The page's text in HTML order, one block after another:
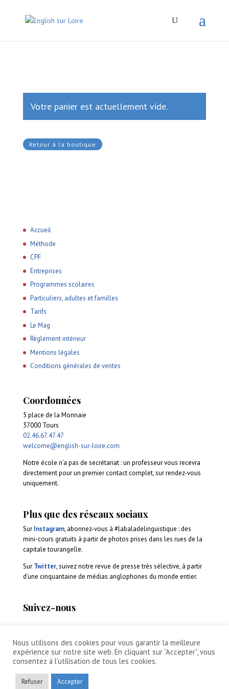
Votre panier est actuellement vide.
Retour à la boutique
Accueil
Méthode
CPF
Entreprises
Programmes scolaires
Particuliers, adultes et familles
Tarifs
Le Mag
Règlement intérieur
Mentions légales
Conditions générales de ventes
Coordonnées
5 place de la Monnaie
37000 Tours
02.46.67.47.47
welcome@english-sur-loire.com
Notre école n’a pas de secrétariat : un professeur vous recevra
directement pour un premier contact complet, sur rendez-vous
uniquement.
Plus que des réseaux sociaux
Sur Instagram, abonnez-vous à #labaladelinguistique : des
mini-cours gratuits à partir de photos prises dans les rues de la
capitale tourangelle.
Sur Twitter, suivez notre revue de presse très sélective, à partir
d’une cinquantaine de médias anglophones du monde entier.
Suivez-nous
Nous utilisons des cookies pour vous garantir la meilleure
expérience sur notre site web. En cliquant sur “Accepter”, vous
consentez à l'utilisation de tous les cookies.
Refuser Accepter